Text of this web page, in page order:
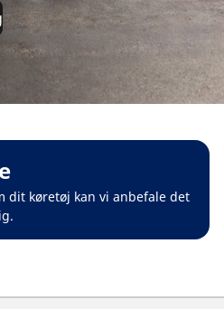
dit køretøj kan vi anbefale det